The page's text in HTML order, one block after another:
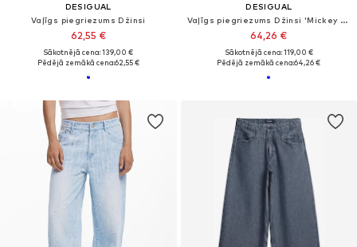
DESIGUAL
Vaļīgs piegriezums Džinsi
62,55 €
Sākotnējā cena: 139,00 €
Pēdējā zemākā cena:62,55 €
DESIGUAL
Vaļīgs piegriezums Džinsi 'Mickey Mouse'
64,26 €
Sākotnējā cena: 119,00 €
Pēdējā zemākā cena:64,26 €